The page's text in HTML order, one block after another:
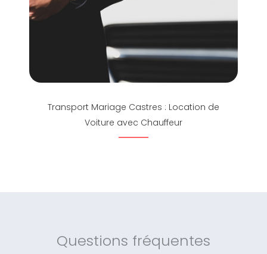
Transport Mariage Castres : Location de
Voiture avec Chauffeur
Questions fréquentes